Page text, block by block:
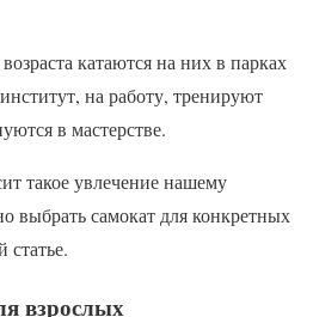
катаются на них в парках
на работу, тренируют
в мастерстве.
такое увлечение нашему
выбрать самокат для конкретных
статье.
взрослых